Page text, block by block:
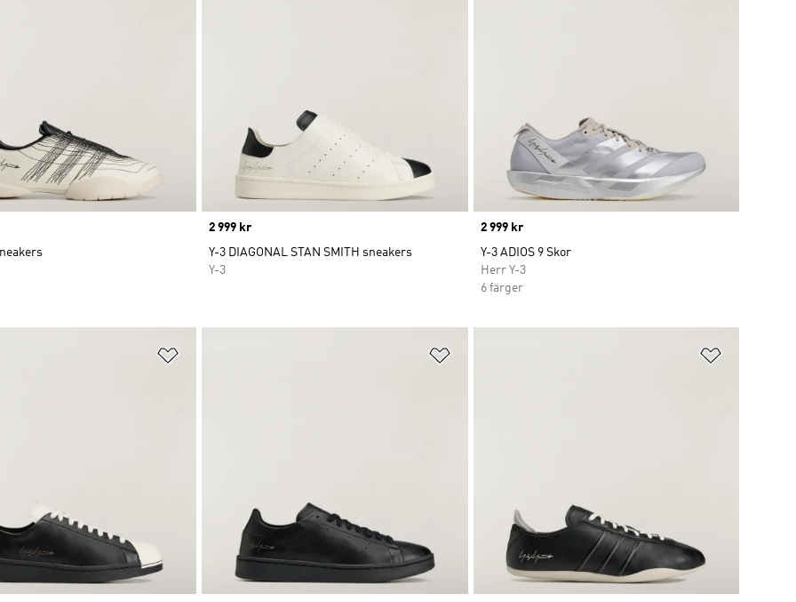
Price
2 999 kr
Y-3 DIAGONAL STAN SMITH sneakers
Y-3
Price
2 999 kr
Y-3 ADIOS 9 Skor
Herr Y-3
6 färger